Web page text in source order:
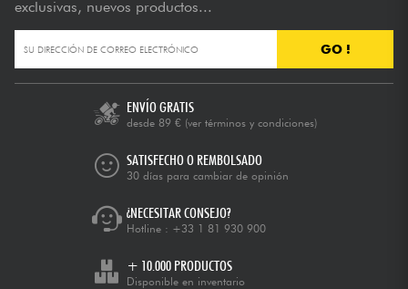
exclusivas, nuevos productos...
GO !
ENVÍO GRATIS
desde 89 € (ver términos y condiciones)
SATISFECHO O REMBOLSADO
30 días para cambiar de opinión
¿NECESITAR CONSEJO?
Hotline : +33 1 81 930 900
+ 10.000 PRODUCTOS
Disponible en inventario